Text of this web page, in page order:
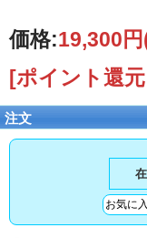
価格:19,300円
[ポイント還
注文